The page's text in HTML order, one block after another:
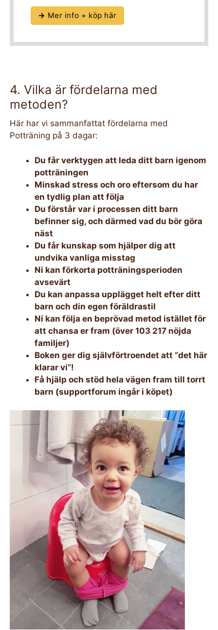
→ Mer info + köp här
4. Vilka är fördelarna med
metoden?
Här har vi sammanfattat fördelarna med
Potträning på 3 dagar:
Du får verktygen att leda ditt barn igenom
potträningen
Minskad stress och oro eftersom du har
en tydlig plan att följa
Du förstår var i processen ditt barn
befinner sig, och därmed vad du bör göra
näst
Du får kunskap som hjälper dig att
undvika vanliga misstag
Ni kan förkorta potträningsperioden
avsevärt
Du kan anpassa upplägget helt efter ditt
barn och din egen föräldrastil
Ni kan följa en beprövad metod istället för
att chansa er fram (över 103 217 nöjda
familjer)
Boken ger dig självförtroendet att “det här
klarar vi”!
Få hjälp och stöd hela vägen fram till torrt
barn (supportforum ingår i köpet)